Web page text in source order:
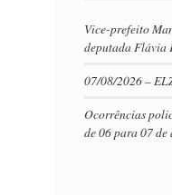
Vice-prefeito
deputada Flávia
07/08/2026 –
Ocorrências
de 06 para 07 de